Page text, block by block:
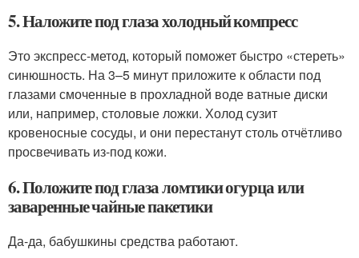
5. Наложите под глаза холодный компресс
Это экспресс‑метод, который поможет быстро «стереть»
синюшность. На 3–5 минут приложите к области под
глазами смоченные в прохладной воде ватные диски
или, например, столовые ложки. Холод сузит
кровеносные сосуды, и они перестанут столь отчётливо
просвечивать из‑под кожи.
6. Положите под глаза ломтики огурца или
заваренные чайные пакетики
Да‑да, бабушкины средства работают.